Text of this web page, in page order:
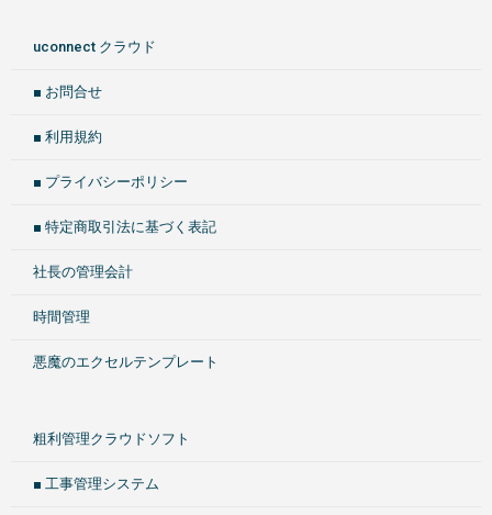
uconnect クラウド
■ お問合せ
■ 利用規約
■ プライバシーポリシー
■ 特定商取引法に基づく表記
社長の管理会計
時間管理
悪魔のエクセルテンプレート
粗利管理クラウドソフト
■ 工事管理システム